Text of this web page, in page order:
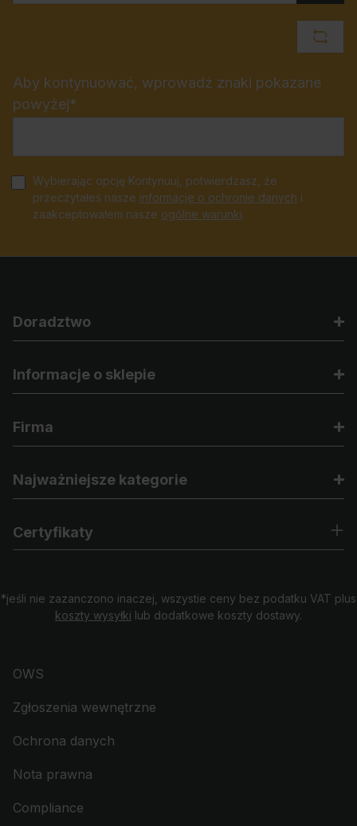
Aby kontynuować, wprowadź znaki pokazane
powyżej*
Wybierając opcję Kontynuuj, potwierdzasz, że
przeczytałeś nasze informacje o ochronie danych i
zaakceptowałem nasze ogólne warunki.
Doradztwo
Informacje o sklepie
Firma
Najważniejsze kategorie
Certyfikaty
*jeśli nie zazanczono inaczej, wszystie ceny bez podatku VAT plus
koszty wysyłki lub dodatkowe koszty dostawy.
OWS
Zgłoszenia wewnętrzne
Ochrona danych
Nota prawna
Compliance